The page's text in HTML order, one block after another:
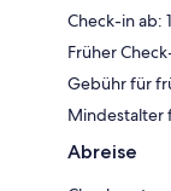
Check-in ab:
Früher
Gebühr für
Mindestalter
Abreise